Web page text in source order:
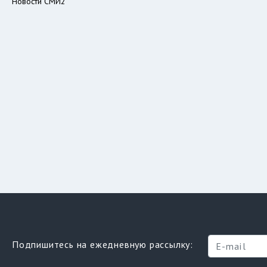
Подпишитесь на ежедневную рассылку: